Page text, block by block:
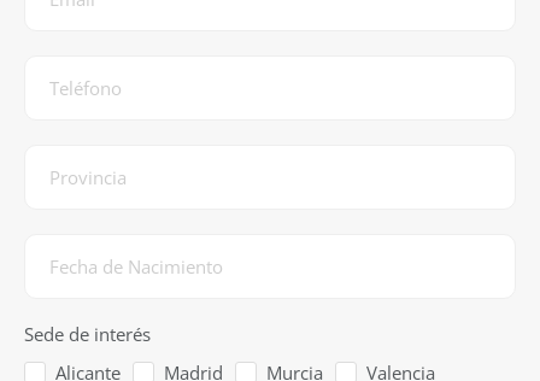
Sede de interés
Alicante
Madrid Murcia Valencia